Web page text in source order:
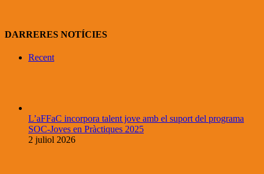
DARRERES NOTÍCIES
Recent
L’aFFaC incorpora talent jove amb el suport del programa
SOC-Joves en Pràctiques 2025
2 juliol 2026